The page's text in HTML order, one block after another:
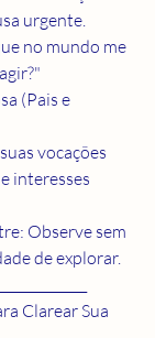
urgente.
(Pais e
interesses
de explorar.
Clarear Sua